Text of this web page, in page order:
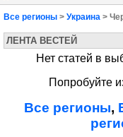
Все регионы > Украина >
ЛЕНТА ВЕСТЕЙ
Нет статей в
Попробуйте
Все регионы,